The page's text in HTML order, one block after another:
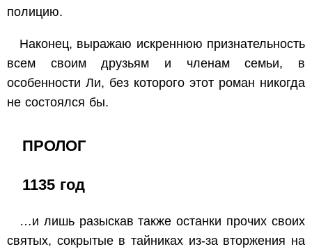
полицию.
Наконец, выражаю искреннюю признательность
всем своим друзьям и членам семьи, в
особенности Ли, без которого этот роман никогда
не состоялся бы.
ПРОЛОГ
1135 год
…и лишь разыскав также останки прочих своих
святых, сокрытые в тайниках из-за вторжения на